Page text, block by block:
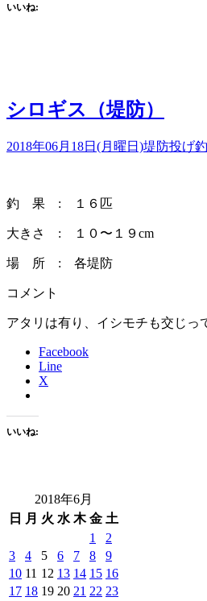
いいね:
シロギス（堤防）
2018年06月18日(月曜日)堤防投げ
釣 果 : １６匹
大きさ : １０〜１９cm
場 所 : 各堤防
コメント
アタリは有り、イシモチも交じっ
Facebook
Line
X
いいね:
2018年6月
日
月 火 水 木 金 土
1
2
3
4 5 6 7 8
9
10 11 12 13 14 15 16
17 18 19 20 21 22 23